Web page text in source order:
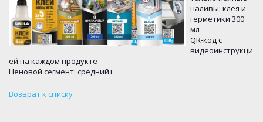
наливы: клея и
герметики 300
мл
QR-код с
видеоинструкци
ей на каждом продукте
Ценовой сегмент: средний+
Возврат к списку